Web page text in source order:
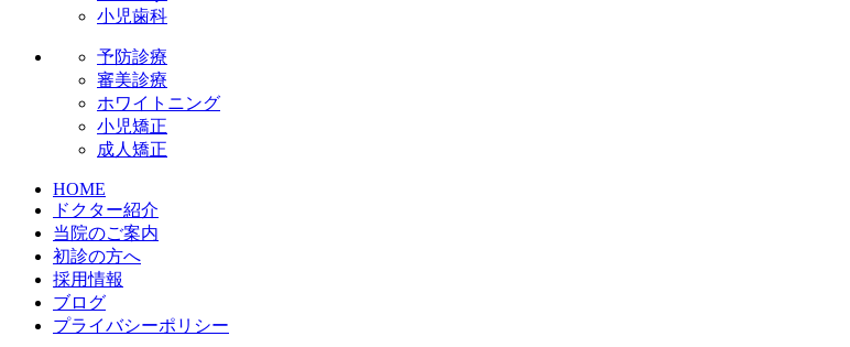
小児歯科
予防診療
審美診療
ホワイトニング
小児矯正
成人矯正
HOME
ドクター紹介
当院のご案内
初診の方へ
採用情報
ブログ
プライバシーポリシー